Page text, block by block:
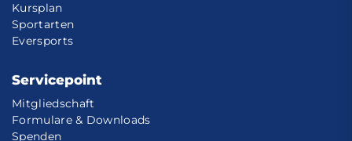
Kursplan
Sportarten
Eversports
Servicepoint
Mitgliedschaft
Formulare & Downloads
Spenden